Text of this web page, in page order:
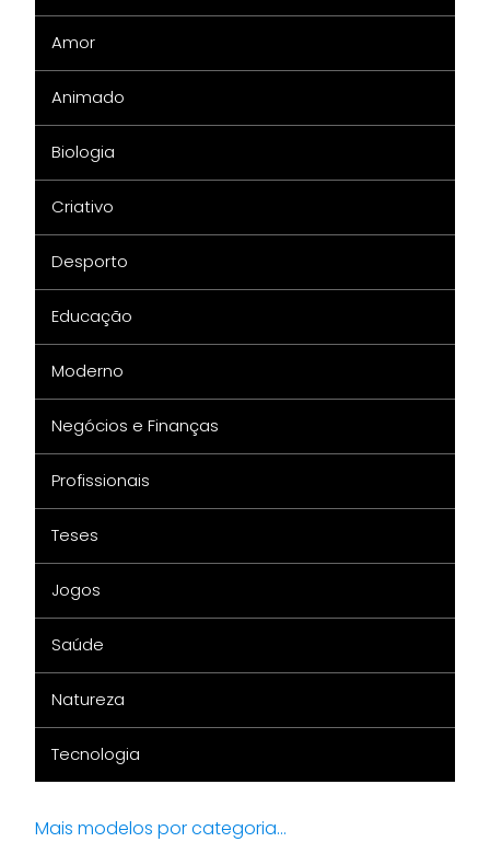
Amor
Animado
Biologia
Criativo
Desporto
Educação
Moderno
Negócios e Finanças
Profissionais
Teses
Jogos
Saúde
Natureza
Tecnologia
Mais modelos por categoria...